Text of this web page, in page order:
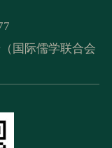
国际儒学联合会